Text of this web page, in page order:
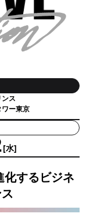
ス
ー東京
[水]
するビジネ